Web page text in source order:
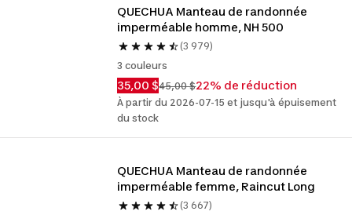
QUECHUA Manteau de randonnée
imperméable homme, NH 500
(3 979)
3 couleurs
35,00 $45,00 $22% de réduction
À partir du 2026-07-15 et jusqu'à épuisement
du stock
QUECHUA Manteau de randonnée
imperméable femme, Raincut Long
(3 667)